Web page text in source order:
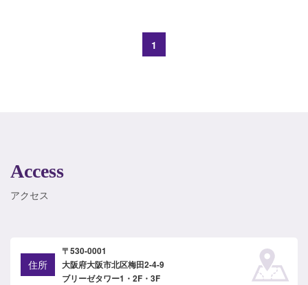
1
Access
アクセス
住所
〒530-0001
大阪府大阪市北区梅田2-4-9
ブリーゼタワー1・2F・3F